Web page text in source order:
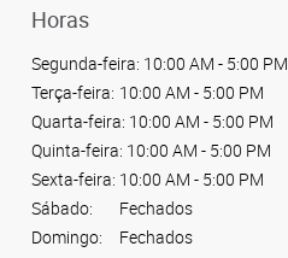
Horas
Segunda-feira: 10:00 AM - 5:00 PM
Terça-feira: 10:00 AM - 5:00 PM
Quarta-feira: 10:00 AM - 5:00 PM
Quinta-feira: 10:00 AM - 5:00 PM
Sexta-feira: 10:00 AM - 5:00 PM
Sábado:
Fechados
Domingo:
Fechados